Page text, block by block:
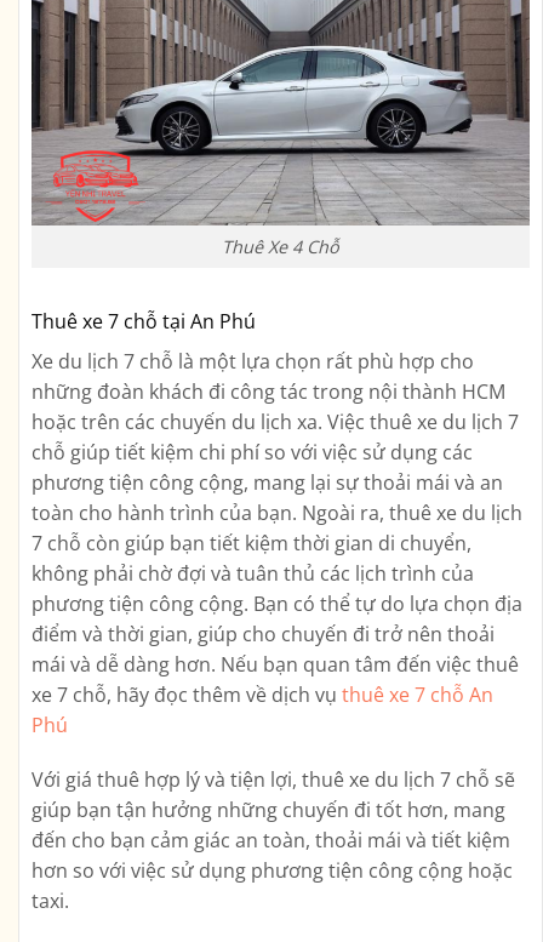
Thuê Xe 4 Chỗ
Thuê xe 7 chỗ tại An Phú
Xe du lịch 7 chỗ là một lựa chọn rất phù hợp cho
những đoàn khách đi công tác trong nội thành HCM
hoặc trên các chuyến du lịch xa. Việc thuê xe du lịch 7
chỗ giúp tiết kiệm chi phí so với việc sử dụng các
phương tiện công cộng, mang lại sự thoải mái và an
toàn cho hành trình của bạn. Ngoài ra, thuê xe du lịch
7 chỗ còn giúp bạn tiết kiệm thời gian di chuyển,
không phải chờ đợi và tuân thủ các lịch trình của
phương tiện công cộng. Bạn có thể tự do lựa chọn địa
điểm và thời gian, giúp cho chuyến đi trở nên thoải
mái và dễ dàng hơn. Nếu bạn quan tâm đến việc thuê
xe 7 chỗ, hãy đọc thêm về dịch vụ thuê xe 7 chỗ An
Phú
Với giá thuê hợp lý và tiện lợi, thuê xe du lịch 7 chỗ sẽ
giúp bạn tận hưởng những chuyến đi tốt hơn, mang
đến cho bạn cảm giác an toàn, thoải mái và tiết kiệm
hơn so với việc sử dụng phương tiện công cộng hoặc
taxi.